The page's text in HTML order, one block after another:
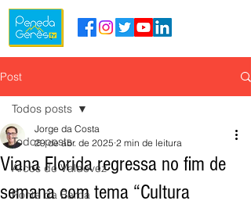
Post
Todos posts
Arcos de Valdevez
Ponte da Barca
Todos posts
Viana Florida regressa no fim de
semana com tema “Cultura
Jorge da Costa
29 de abr. de 2025 2 min de leitura